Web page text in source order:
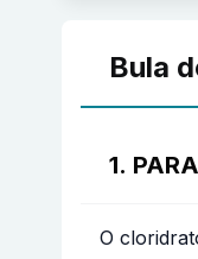
Bula
1.
O